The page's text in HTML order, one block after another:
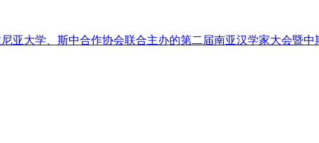
亚大学、斯中合作协会联合主办的第二届南亚汉学家大会暨